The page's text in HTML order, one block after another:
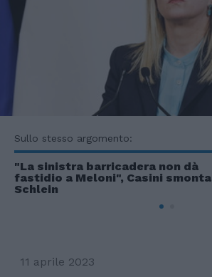
Sullo stesso argomento:
"La sinistra barricadera non dà
fastidio a Meloni", Casini smonta
Schlein
11 aprile 2023